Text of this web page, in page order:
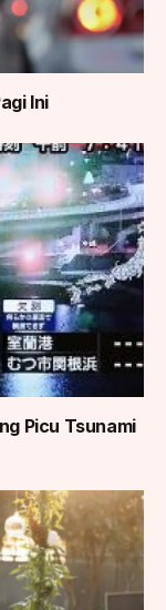
Ini
Picu Tsunami